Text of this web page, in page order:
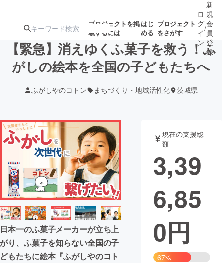
プロジェクトを掲
載するには
はじ
める
プロジェクト
をさがす
ジェクト
ターン
ジェクト
募集終了が近いプ
ロジェクト
もうすぐ公開
されます
アート・写真 音楽
テクノロジー・ガジェット ゲーム・サ
映像・映画
ビジネス・起業
まちづくり・地域活性化
ロ
グ
イ
ン
/
新
規
会
員
登
録
【緊急】消えゆくふ菓子を救う！ふ
がしの絵本を全国の子どもたちへ
ふがしやのコトン まちづくり・地域活性化 茨城県
日本一のふ菓子メーカーが立ち上
がり、ふ菓子を知らない全国の子
どもたちに絵本『ふがしやのコト
現在の支援総
額
3,39
6,85
0円
67%